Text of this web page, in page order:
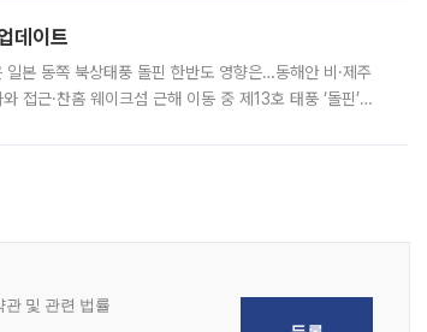
데이트
본 동쪽 북상태풍 돌핀 한반도 영향은…동해안 비·제주
접근·찬홈 웨이크섬 근해 이동 중 제13호 태풍 ‘돌핀’이